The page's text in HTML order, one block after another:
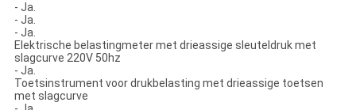
- Ja.
- Ja.
- Ja.
Elektrische belastingmeter met drieassige sleuteldruk met
slagcurve 220V 50hz
- Ja.
Toetsinstrument voor drukbelasting met drieassige toetsen
met slagcurve